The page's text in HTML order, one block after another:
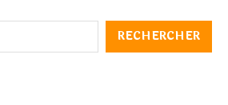
RECHERCHER